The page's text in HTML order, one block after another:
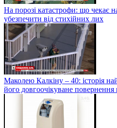
На порозі катастрофи: що чекає
убезпечити від стихійних лих
Маколею Калкіну – 40: історія
його довгоочікуване повернення